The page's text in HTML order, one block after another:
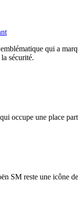
qui a
sécurité.
occupe une place
SM reste une icône